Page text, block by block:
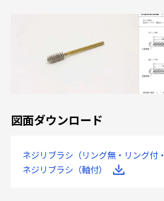
図面ダウンロード
ネジリブラシ（リング無・リング付
ネジリブラシ（軸付）